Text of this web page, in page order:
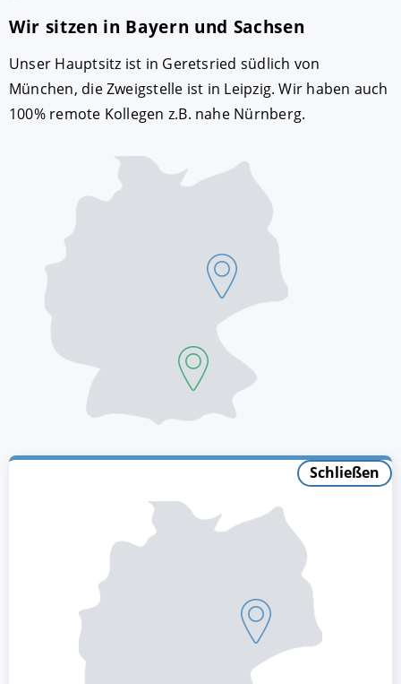
Wir sitzen in Bayern und Sachsen
Unser Hauptsitz ist in Geretsried südlich von
München, die Zweigstelle ist in Leipzig. Wir haben auch
100% remote Kollegen z.B. nahe Nürnberg.
Schließen